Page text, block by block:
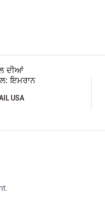
ਦੀਆਂ
ਇਮਰਾਨ
USA